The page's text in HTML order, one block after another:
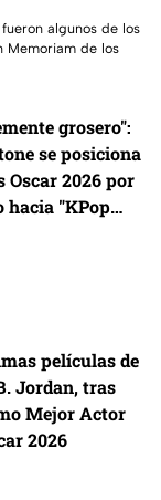
algunos de los
Memoriam de los
grosero":
se posiciona
Oscar 2026 por
hacia "KPop
películas de
Jordan, tras
Mejor Actor
2026